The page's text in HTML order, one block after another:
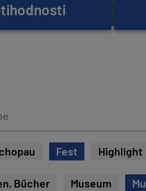
Fest Highlight
Bücher Museum